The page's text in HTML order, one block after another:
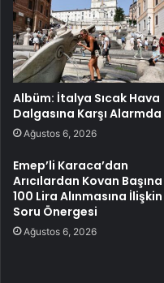
Albüm: İtalya Sıcak Hava
Dalgasına Karşı Alarmda
Ağustos 6, 2026
Emep’li Karaca’dan
Arıcılardan Kovan Başına
100 Lira Alınmasına İlişkin
Soru Önergesi
Ağustos 6, 2026